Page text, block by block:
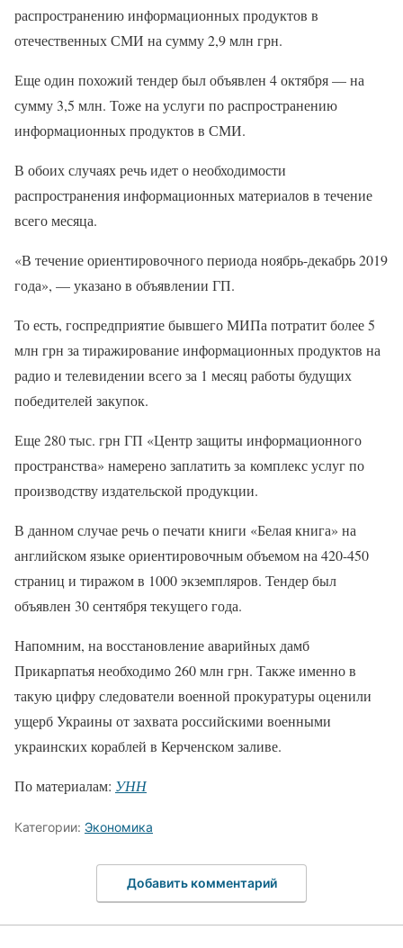
распространению информационных продуктов в
отечественных СМИ на сумму 2,9 млн грн.
Еще один похожий тендер был объявлен 4 октября — на
сумму 3,5 млн. Тоже на услуги по распространению
информационных продуктов в СМИ.
В обоих случаях речь идет о необходимости
распространения информационных материалов в течение
всего месяца.
«В течение ориентировочного периода ноябрь-декабрь 2019
года», — указано в объявлении ГП.
То есть, госпредприятие бывшего МИПа потратит более 5
млн грн за тиражирование информационных продуктов на
радио и телевидении всего за 1 месяц работы будущих
победителей закупок.
Еще 280 тыс. грн ГП «Центр защиты информационного
пространства» намерено заплатить за комплекс услуг по
производству издательской продукции.
В данном случае речь о печати книги «Белая книга» на
английском языке ориентировочным объемом на 420-450
страниц и тиражом в 1000 экземпляров. Тендер был
объявлен 30 сентября текущего года.
Напомним, на восстановление аварийных дамб
Прикарпатья необходимо 260 млн грн. Также именно в
такую цифру следователи военной прокуратуры оценили
ущерб Украины от захвата российскими военными
украинских кораблей в Керченском заливе.
По материалам: УНН
Категории: Экономика
Добавить комментарий